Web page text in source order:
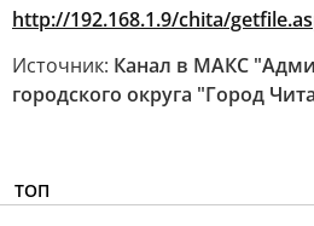
http://192.168.1.9/chita/
Источник: Канал в МАКС
городского округа "Город
ТОП